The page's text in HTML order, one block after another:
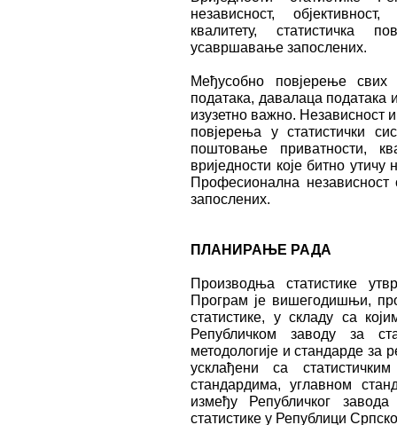
независност,
квалитету, статистичка
усавршавање запослених.
Међусобно повјерење
података, давалаца података
изузетно важно. Независност
повјерења у статистички
поштовање приватности,
вриједности које битно
Професионална
запослених.
ПЛАНИРАЊЕ РАДА
Производња статистике
Програм је вишегодишњи,
статистике, у складу са
Републичком заводу за
методологије и стандарде за
усклађени са
стандардима, углавном
између Републичког
статистике у Републици